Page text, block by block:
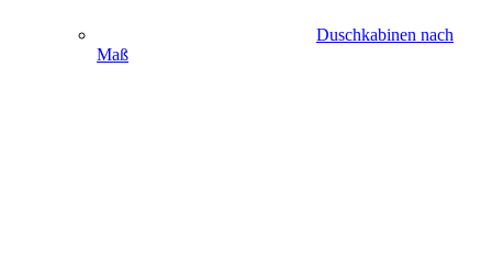
Duschkabinen nach
Maß